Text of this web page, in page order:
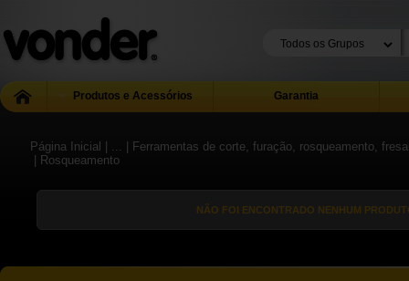
Produtos e Acessórios Garantia
Página Inicial | ...
| Ferramentas de corte, furação, rosqueamento,
| Rosqueamento
NÃO FOI ENCONTRADO NENHUM